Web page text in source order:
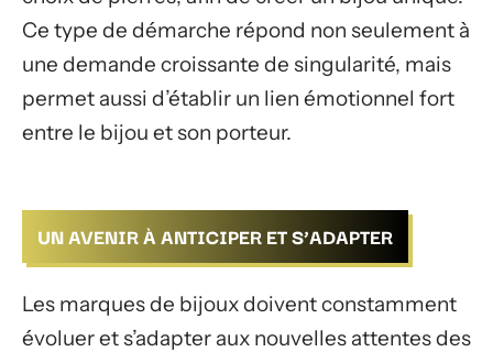
Ce type de démarche répond non seulement à
une demande croissante de singularité, mais
permet aussi d’établir un lien émotionnel fort
entre le bijou et son porteur.
UN AVENIR À ANTICIPER ET S’ADAPTER
Les marques de bijoux doivent constamment
évoluer et s’adapter aux nouvelles attentes des